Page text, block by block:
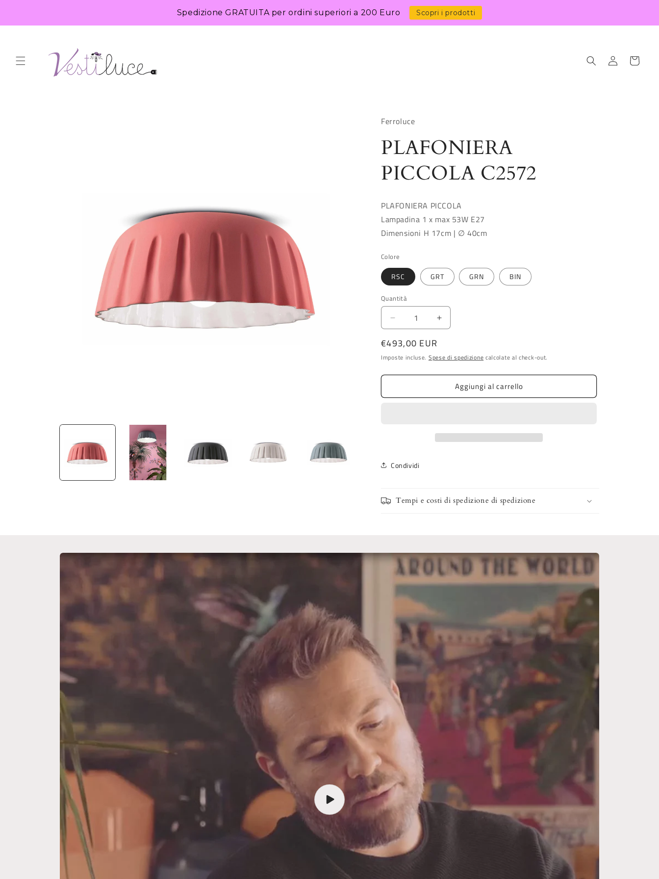
Spedizione GRATUITA per ordini superiori a 200 Euro Scopri i prodotti
Accedi Carrello
Ferroluce
PLAFONIERA
PICCOLA C2572
PLAFONIERA PICCOLA
Lampadina 1 x max 53W E27
Dimensioni H 17cm | ∅ 40cm
Colore
RSC GRT GRN BIN
Quantità
Diminuisci
quantità
per
PLAFONIERA
PICCOLA
C2572
Aumenta
quantità
PLAFONIERA
PICCOLA
C2572
Prezzo
di
€493,00 EUR
Imposte incluse. Spese di spedizione calcolate al check-out.
Aggiungi al carrello
Condividi
Tempi e costi di spedizione di spedizione